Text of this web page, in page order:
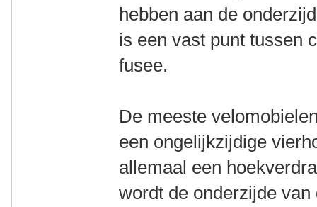
hebben aan de
is een vast punt tussen
fusee.
De meeste
een ongelijkzijdige
allemaal een
wordt de onderzijde